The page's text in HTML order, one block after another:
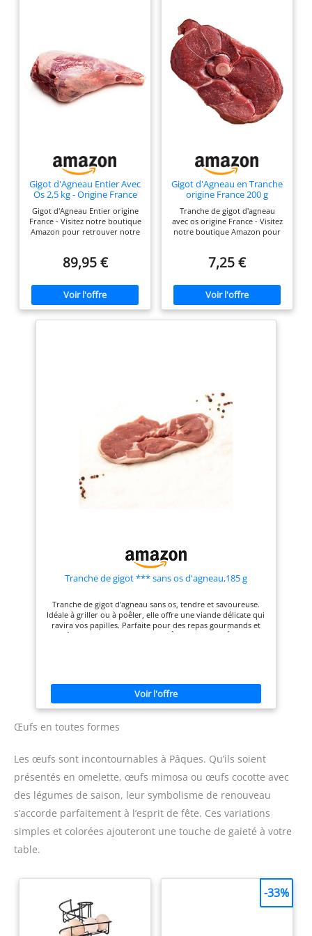
Gigot d'Agneau Entier Avec
Os 2,5 kg - Origine France
Gigot d'Agneau Entier origine
France - Visitez notre boutique
Amazon pour retrouver notre
Convient pour 6 à 8 personnes
qualité supérieure - Agneaux
nés et élevés en France Pièce
de gigot d'agneau expédiée
89,95 €
Gigot d'Agneau en Tranche
origine France 200 g
Tranche de gigot d'agneau
avec os origine France - Visitez
notre boutique Amazon pour
en tranche de 200 g - Expédiée
qualité - Agneaux issus
d'élevage français A conserver
au réfrigérateur à réception
DLC à réception entre 4 et 6
7,25 €
Tranche de gigot *** sans os d'agneau,185 g
Tranche de gigot d'agneau sans os, tendre et savoureuse.
Idéale à griller ou à poêler, elle offre une viande délicate qui
ravira vos papilles. Parfaite pour des repas gourmands et
raffinés. Marque AGNEAU. ALLERGÈNES: FABRIQUÉ DANS UN
Œufs en toutes formes
Les œufs sont incontournables à Pâques. Qu’ils soient
présentés en omelette, œufs mimosa ou œufs cocotte avec
des légumes de saison, leur symbolisme de renouveau
s’accorde parfaitement à l’esprit de fête. Ces variations
simples et colorées ajouteront une touche de gaieté à votre
table.
-33%